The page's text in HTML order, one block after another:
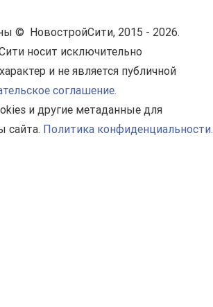
© НовостройСити, 2015 - 2026.
носит исключительно
и не является публичной
соглашение.
и другие метаданные для
сайта. Политика конфиденциальности.